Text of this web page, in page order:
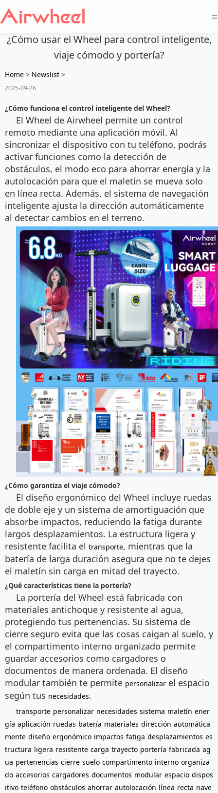
=
¿Cómo usar el Wheel para control inteligente,
viaje cómodo y portería?
Home > Newslist >
2025-09-26
¿Cómo funciona el control inteligente del Wheel?
El Wheel de Airwheel permite un control
remoto mediante una aplicación móvil. Al
sincronizar el dispositivo con tu teléfono, podrás
activar funciones como la detección de
obstáculos, el modo eco para ahorrar energía y la
autolocación para que el maletín se mueva solo
en línea recta. Además, el sistema de navegación
inteligente ajusta la dirección automáticamente
al detectar cambios en el terreno.
¿Cómo garantiza el viaje cómodo?
El diseño ergonómico del Wheel incluye ruedas
de doble eje y un sistema de amortiguación que
absorbe impactos, reduciendo la fatiga durante
largos desplazamientos. La estructura ligera y
resistente facilita el transporte, mientras que la
batería de larga duración asegura que no te dejes
el maletín sin carga en mitad del trayecto.
¿Qué características tiene la portería?
La portería del Wheel está fabricada con
materiales antichoque y resistente al agua,
protegiendo tus pertenencias. Su sistema de
cierre seguro evita que las cosas caigan al suelo, y
el compartimento interno organizado permite
guardar accesorios como cargadores o
documentos de manera ordenada. El diseño
modular también te permite personalizar el espacio
según tus necesidades.
transporte personalizar necesidades sistema maletín ener
gía aplicación ruedas batería materiales dirección automática
mente diseño ergonómico impactos fatiga desplazamientos es
tructura ligera resistente carga trayecto portería fabricada ag
ua pertenencias cierre suelo compartimento interno organiza
do accesorios cargadores documentos modular espacio dispos
itivo teléfono obstáculos ahorrar autolocación línea recta nave